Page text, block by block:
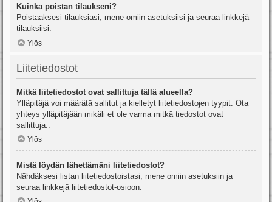
Kuinka poistan tilaukseni?
Poistaaksesi tilauksiasi, mene omiin asetuksiisi ja seuraa linkkejä
tilauksiisi.
Ylös
Liitetiedostot
Mitkä liitetiedostot ovat sallittuja tällä alueella?
Ylläpitäjä voi määrätä sallitut ja kielletyt liitetiedostojen tyypit. Ota
yhteys ylläpitäjään mikäli et ole varma mitkä tiedostot ovat
sallittuja..
Ylös
Mistä löydän lähettämäni liitetiedostot?
Nähdäksesi listan liitetiedostoistasi, mene omiin asetuksiin ja
seuraa linkkejä liitetiedostot-osioon.